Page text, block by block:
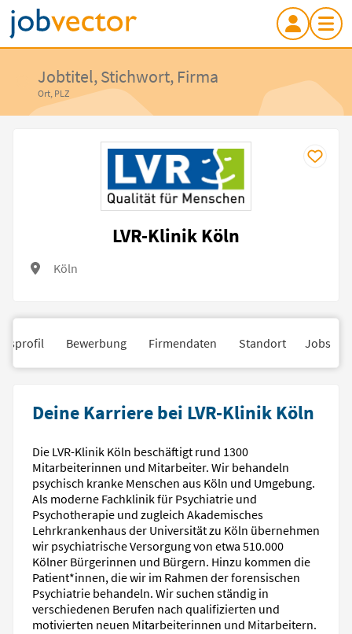
Jobtitel, Stichwort, Firma
Ort, PLZ
LVR-Klinik Köln
Köln
Bewerbung Firmendaten Standort Jobs
Deine Karriere bei LVR-Klinik Köln
Die LVR-Klinik Köln beschäftigt rund 1300
Mitarbeiterinnen und Mitarbeiter. Wir behandeln
psychisch kranke Menschen aus Köln und Umgebung.
Als moderne Fachklinik für Psychiatrie und
Psychotherapie und zugleich Akademisches
Lehrkrankenhaus der Universität zu Köln übernehmen
wir psychiatrische Versorgung von etwa 510.000
Kölner Bürgerinnen und Bürgern. Hinzu kommen die
Patient*innen, die wir im Rahmen der forensischen
Psychiatrie behandeln. Wir suchen ständig in
verschiedenen Berufen nach qualifizierten und
motivierten neuen Mitarbeiterinnen und Mitarbeitern.